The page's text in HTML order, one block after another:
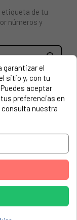
etiqueta de tu
números y
2000W.
garantizar el
sitio y, con tu
aceptar
preferencias en
nuestra